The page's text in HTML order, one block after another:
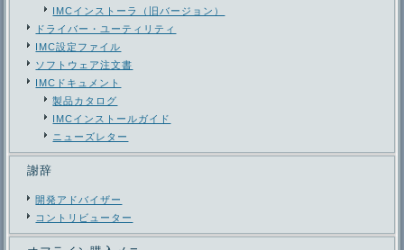
IMCインストーラ（旧バージョン）
ドライバー・ユーティリティ
IMC設定ファイル
ソフトウェア注文書
IMCドキュメント
製品カタログ
IMCインストールガイド
ニューズレター
謝辞
開発アドバイザー
コントリビューター